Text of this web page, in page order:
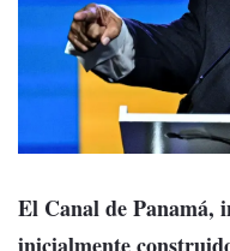
El Canal de Panamá,